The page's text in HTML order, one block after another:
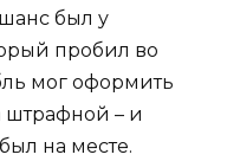
шанс был у
пробил во
мог оформить
штрафной – и
на месте.